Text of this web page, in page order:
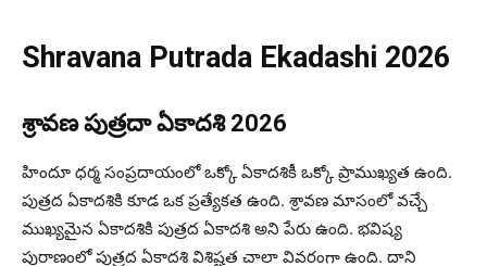
Shravana Putrada Ekadashi 2026
శ్రావణ పుత్రదా ఏకాదశి 2026
హిందూ ధర్మ సంప్రదాయంలో ఒక్కో ఏకాదశికీ ఒక్కో ప్రాముఖ్యత ఉంది.
పుత్రద ఏకాదశికి కూడ ఒక ప్రత్యేకత ఉంది. శ్రావణ మాసంలో వచ్చే
ముఖ్యమైన ఏకాదశికి పుత్రద ఏకాదశి అని పేరు ఉంది. భవిష్య
పురాణంలో పుత్రద ఏకాదశి విశిష్టత చాలా వివరంగా ఉంది. దాని